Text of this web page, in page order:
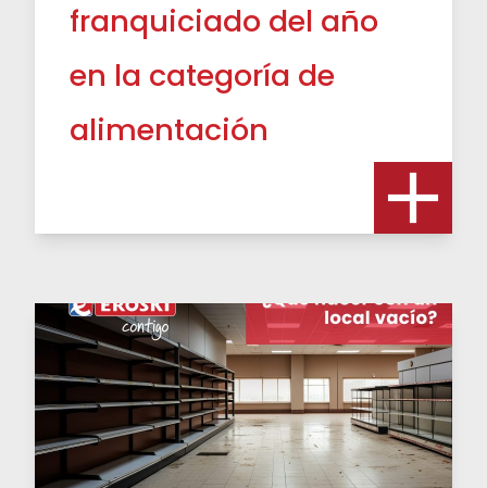
franquiciado del año
en la categoría de
alimentación